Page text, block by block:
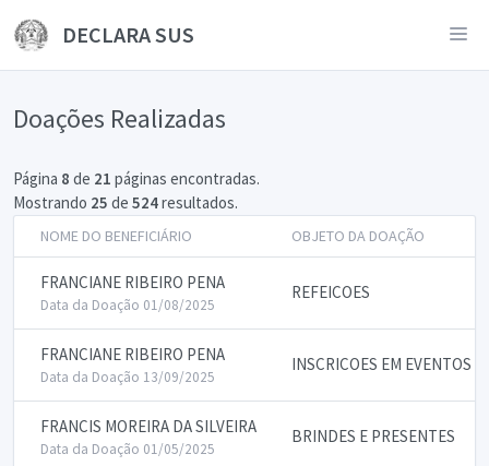
DECLARA SUS
Doações Realizadas
Página 8 de 21 páginas encontradas.
Mostrando 25 de 524resultados.
NOME DO BENEFICIÁRIO OBJETO DA DOAÇÃO
FRANCIANE RIBEIRO PENA
Data da Doação 01/08/2025
REFEICOES
FRANCIANE RIBEIRO PENA
Data da Doação 13/09/2025
INSCRICOES EM EVENTOS
FRANCIS MOREIRA DA SILVEIRA
Data da Doação 01/05/2025
BRINDES E PRESENTES